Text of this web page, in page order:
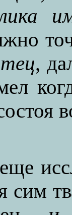
,
сим